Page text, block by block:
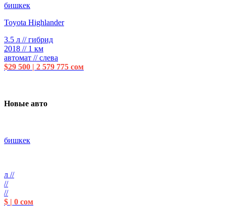
бишкек
Toyota Highlander
3.5 л // гибрид
2018 // 1 км
автомат // слева
$29 500 | 2 579 775 сом
Новые авто
бишкек
л //
//
//
$ | 0 сом